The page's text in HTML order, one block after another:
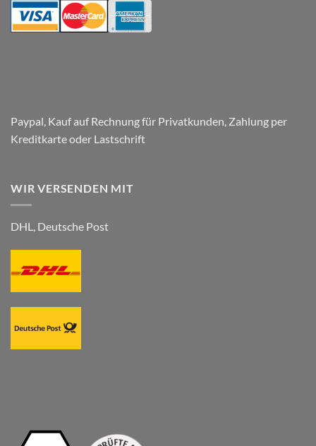
Respect
Company
Paypal, Kauf auf Rechnung für Privatkunden, Zahlung per
Kreditkarte oder Lastschrift
WIR VERSENDEN MIT
DHL, Deutsche Post